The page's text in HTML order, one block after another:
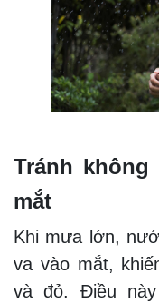
Tránh
mắt
Khi mưa lớn,
va vào mắt,
và đỏ. Điều